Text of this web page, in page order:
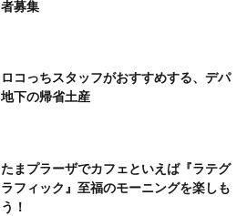
者募集
ロコっちスタッフがおすすめする、デパ
地下の帰省土産
たまプラーザでカフェといえば『ラテグ
ラフィック』至福のモーニングを楽しも
う！